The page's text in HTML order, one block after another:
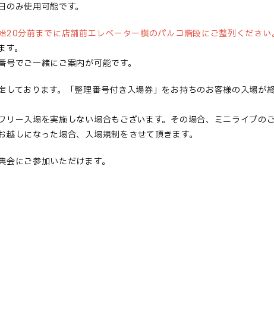
み使用可能です。
20分前までに店舗前エレベーター横のパルコ階段にご整列ください。
。
でご一緒にご案内が可能です。
ております。「整理番号付き入場券」をお持ちのお客様の入場が
ー入場を実施しない場合もございます。その場合、ミニライブの
しになった場合、入場規制をさせて頂きます。
にご参加いただけます。